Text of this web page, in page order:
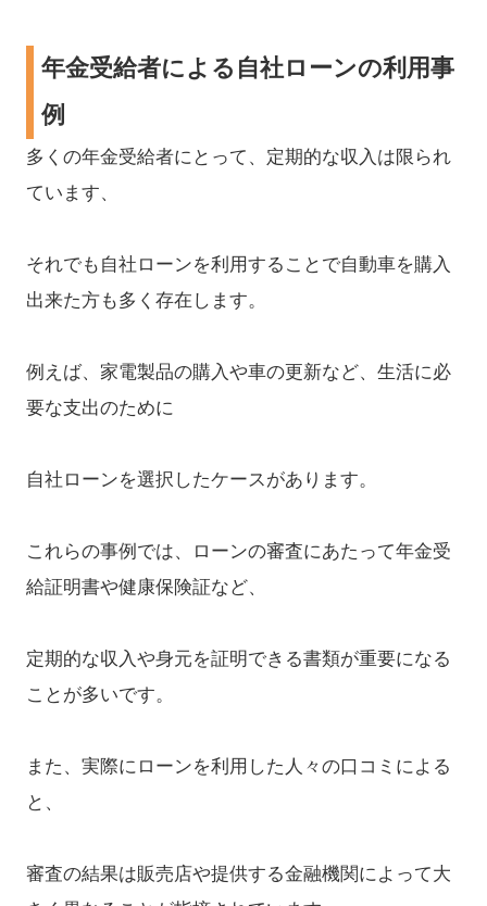
年金受給者による自社ローンの利用事
例
多くの年金受給者にとって、定期的な収入は限られ
ています、
それでも自社ローンを利用することで自動車を購入
出来た方も多く存在します。
例えば、家電製品の購入や車の更新など、生活に必
要な支出のために
自社ローンを選択したケースがあります。
これらの事例では、ローンの審査にあたって年金受
給証明書や健康保険証など、
定期的な収入や身元を証明できる書類が重要になる
ことが多いです。
また、実際にローンを利用した人々の口コミによる
と、
審査の結果は販売店や提供する金融機関によって大